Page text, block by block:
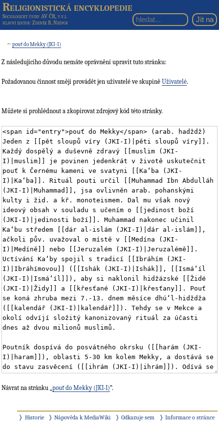
Religionistická encyklopedie
Sociologický ústav AV ČR, v.v.i.
hlavní editor: Zdeněk R. Nešpor
←pouť do Mekky (JKI-I)
Z následujícího důvodu nemáte oprávnění upravit tuto stránku:
Požadovanou činnost smějí provádět jen uživatelé ve skupině Uživatelé.
Můžete si prohlédnout a zkopírovat zdrojový kód této stránky.
Návrat na stránku „ pouť do Mekky (JKI-I)“.
Historie Nápověda k MediaWiki Odkazuje sem Informace o stránce